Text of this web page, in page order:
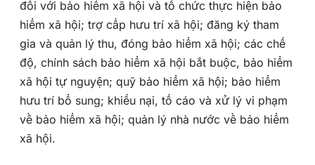
đối với bảo hiểm xã hội và tổ chức thực hiện bảo
hiểm xã hội; trợ cấp hưu trí xã hội; đăng ký tham
gia và quản lý thu, đóng bảo hiểm xã hội; các chế
độ, chính sách bảo hiểm xã hội bắt buộc, bảo hiểm
xã hội tự nguyện; quỹ bảo hiểm xã hội; bảo hiểm
hưu trí bổ sung; khiếu nại, tố cáo và xử lý vi phạm
về bảo hiểm xã hội; quản lý nhà nước về bảo hiểm
xã hội.